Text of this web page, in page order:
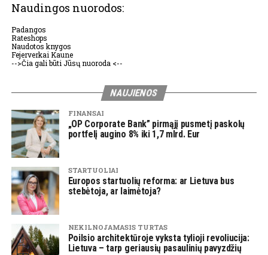
Naudingos nuorodos:
Padangos
Rateshops
Naudotos knygos
Fejerverkai Kaune
-->Čia gali būti Jūsų nuoroda <--
NAUJIENOS
FINANSAI
„OP Corporate Bank” pirmąjį pusmetį paskolų
portfelį augino 8% iki 1,7 mlrd. Eur
STARTUOLIAI
Europos startuolių reforma: ar Lietuva bus
stebėtoja, ar laimėtoja?
NEKILNOJAMASIS TURTAS
Poilsio architektūroje vyksta tylioji revoliucija:
Lietuva – tarp geriausių pasaulinių pavyzdžių